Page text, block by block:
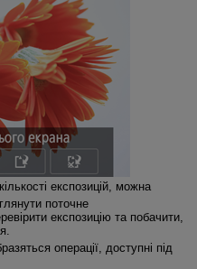
експозицій, можна
поточне
експозицію та побачити,
операції, доступні під